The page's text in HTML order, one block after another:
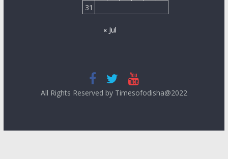
31
« Jul
All Rights Reserved by Timesofodisha@2022